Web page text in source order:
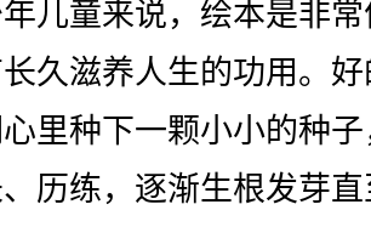
儿童来说，绘本是非
久滋养人生的功用。
里种下一颗小小的种
历练，逐渐生根发芽